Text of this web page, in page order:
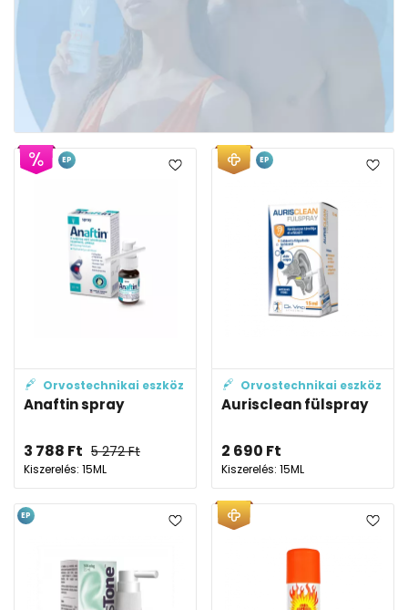
Orvostechnikai eszköz
Anaftin spray
3 788 Ft 5 272Ft
Kiszerelés: 15ML
EP
Orvostechnikai eszköz
Aurisclean fülspray
2 690 Ft
Kiszerelés: 15ML
EP
EP